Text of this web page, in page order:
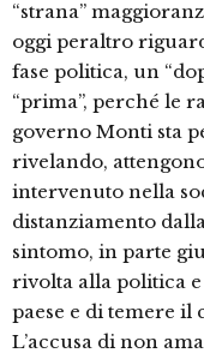
“strana”
oggi peraltro
fase politica, un
“prima”, perché le
governo Monti sta
rivelando,
intervenuto nella
distanziamento
sintomo, in parte
rivolta alla politica
paese e di temere il
L’accusa di non